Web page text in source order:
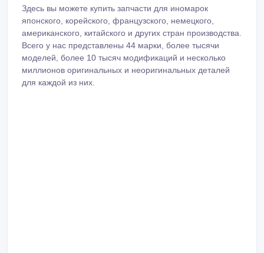
Здесь вы можете купить запчасти для иномарок
японского, корейского, французского, немецкого,
американского, китайского и других стран производства.
Всего у нас представлены 44 марки, более тысячи
моделей, более 10 тысяч модификаций и несколько
миллионов оригинальных и неоригинальных деталей
для каждой из них.